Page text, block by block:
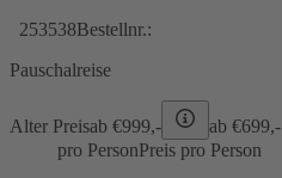
253538Bestellnr.:
Pauschalreise
Alter Preisab €999,- ab €699,-
pro PersonPreis pro Person